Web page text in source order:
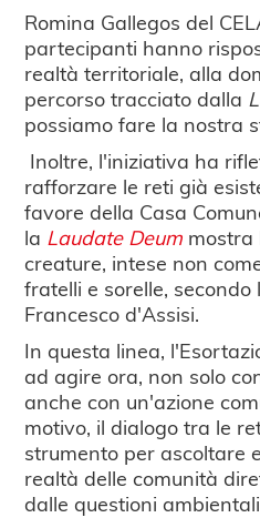
Romina Gallegos del
partecipanti hanno
realtà territoriale, alla
percorso tracciato dalla
possiamo fare la nostra
Inoltre, l'iniziativa ha
rafforzare le reti già
favore della Casa
la Laudate Deum mostra
creature, intese non
fratelli e sorelle, secondo
Francesco d'Assisi.
In questa linea,
ad agire ora, non solo
anche con un'azione
motivo, il dialogo tra le
strumento per ascoltare
realtà delle comunità
dalle questioni